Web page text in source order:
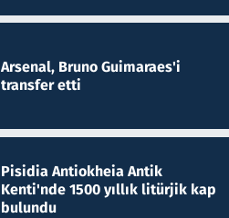
Arsenal, Bruno Guimaraes'i
transfer etti
Pisidia Antiokheia Antik
Kenti'nde 1500 yıllık litürjik kap
bulundu